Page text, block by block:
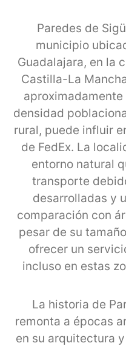
Paredes de
municipio
Guadalajara, en la
Castilla-La
densidad
rural, puede influir
de FedEx. La
entorno natural
transporte
desarrolladas y
comparación con
pesar de su
ofrecer un
incluso en estas
La historia de
remonta a épocas
en su arquitectura